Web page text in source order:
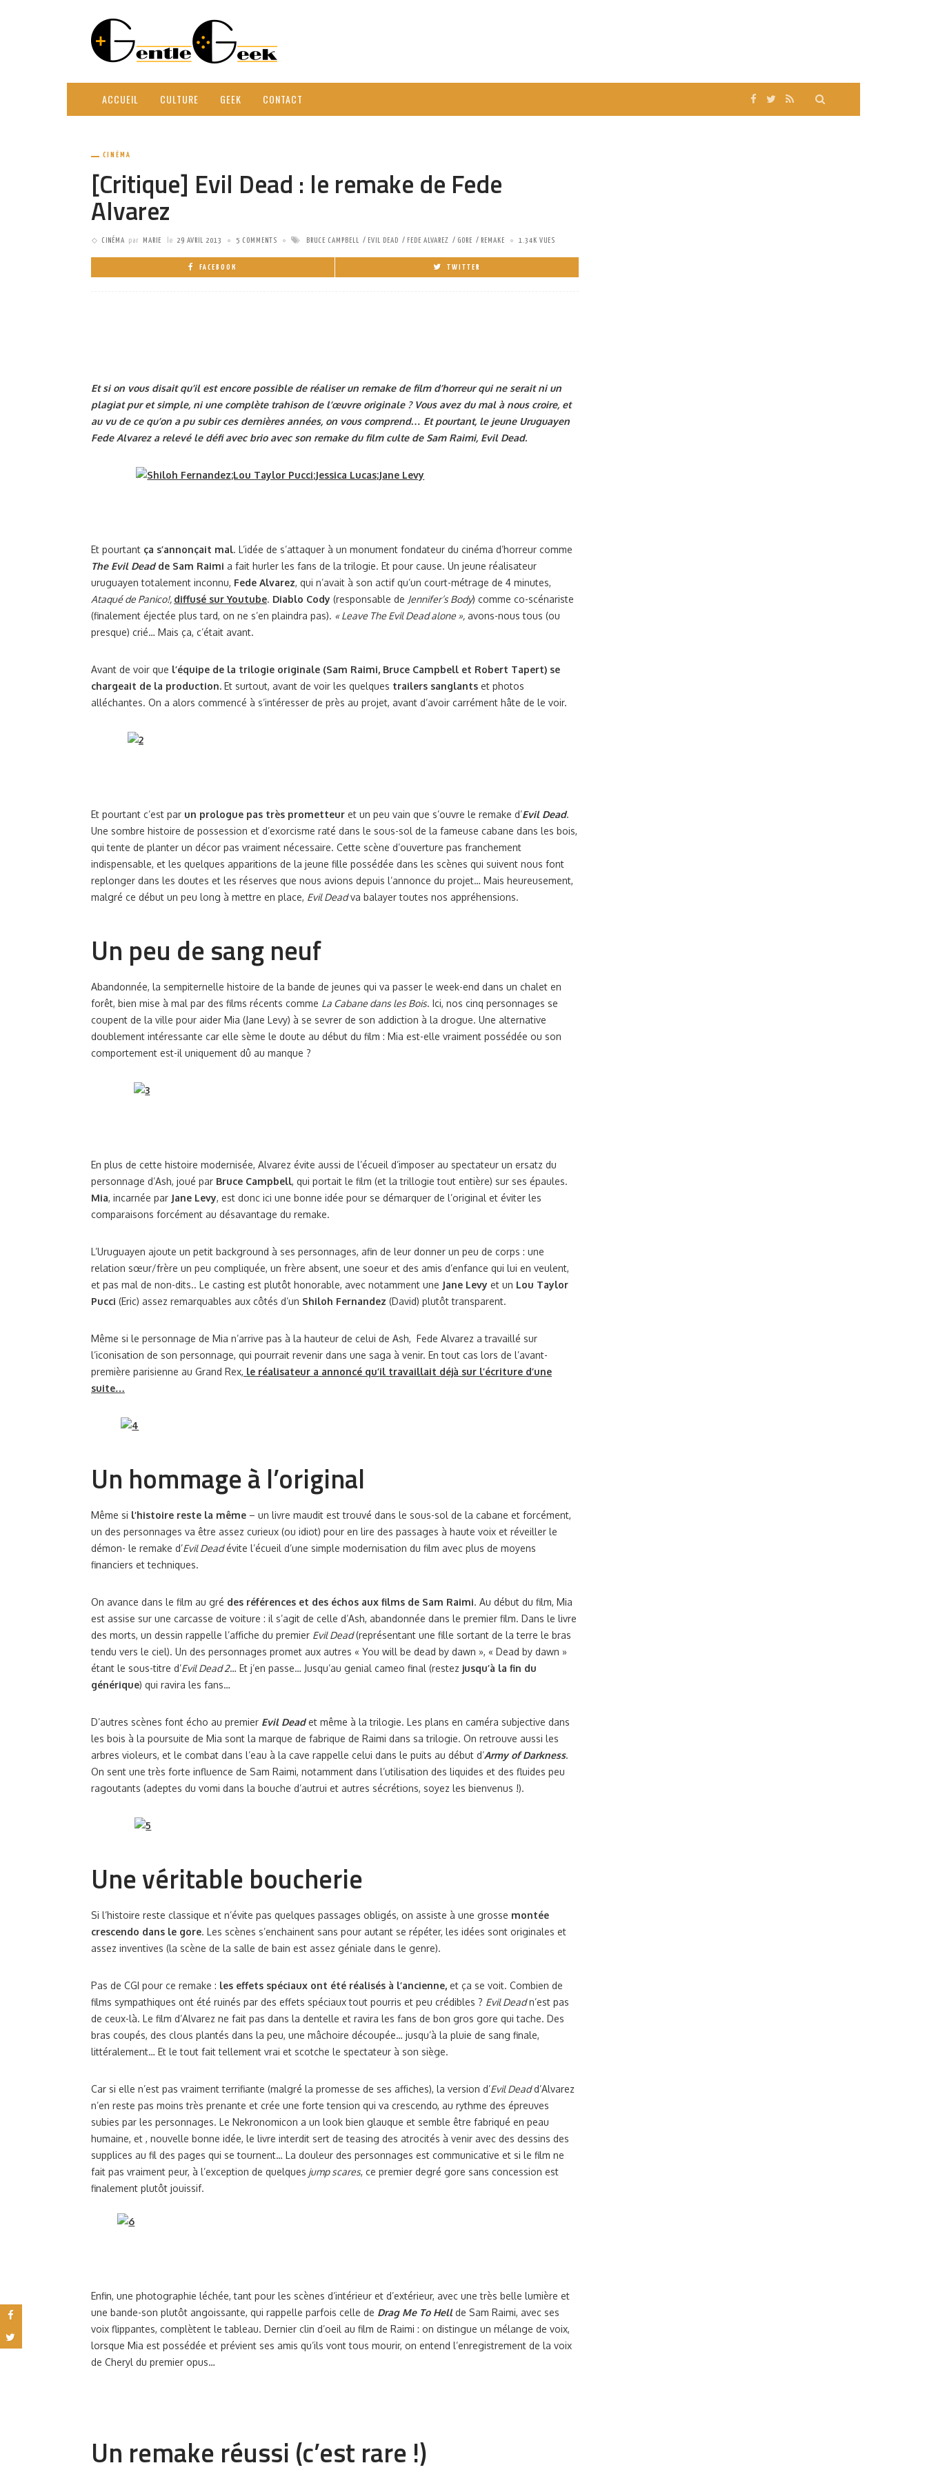
ACCUEIL CULTURE GEEK CONTACT
CINÉMA
[Critique] Evil Dead : le remake de Fede
Alvarez
CINÉMA par MARIE le 29 AVRIL 2013 5 COMMENTS BRUCE CAMPBELL EVIL DEAD FEDE ALVAREZ GORE REMAKE 1.34K VUES
FACEBOOK TWITTER
Et si on vous disait qu’il est encore possible de réaliser un remake de film d’horreur qui ne serait ni un
plagiat pur et simple, ni une complète trahison de l’œuvre originale ? Vous avez du mal à nous croire, et
au vu de ce qu’on a pu subir ces dernières années, on vous comprend… Et pourtant, le jeune Uruguayen
Fede Alvarez a relevé le défi avec brio avec son remake du film culte de Sam Raimi, Evil Dead.
Et pourtant ça s’annonçait mal. L’idée de s’attaquer à un monument fondateur du cinéma d’horreur comme
The Evil Deadde Sam Raimi a fait hurler les fans de la trilogie. Et pour cause. Un jeune réalisateur
uruguayen totalement inconnu, Fede Alvarez, qui n’avait à son actif qu’un court-métrage de 4 minutes,
Ataqué de Panico!, diffusé sur Youtube. Diablo Cody (responsable de Jennifer’s Body) comme co-scénariste
(finalement éjectée plus tard, on ne s’en plaindra pas). « Leave The Evil Dead alone », avons-nous tous (ou
presque) crié… Mais ça, c’était avant.
Avant de voir que l’équipe de la trilogie originale (Sam Raimi, Bruce Campbell et Robert Tapert) se
chargeait de la production. Et surtout, avant de voir les quelques trailers sanglants et photos
alléchantes. On a alors commencé à s’intéresser de près au projet, avant d’avoir carrément hâte de le voir.
Et pourtant c’est par un prologue pas très prometteur et un peu vain que s’ouvre le remake d’Evil Dead.
Une sombre histoire de possession et d’exorcisme raté dans le sous-sol de la fameuse cabane dans les bois,
qui tente de planter un décor pas vraiment nécessaire. Cette scène d’ouverture pas franchement
indispensable, et les quelques apparitions de la jeune fille possédée dans les scènes qui suivent nous font
replonger dans les doutes et les réserves que nous avions depuis l’annonce du projet… Mais heureusement,
malgré ce début un peu long à mettre en place, Evil Deadva balayer toutes nos appréhensions.
Un peu de sang neuf
Abandonnée, la sempiternelle histoire de la bande de jeunes qui va passer le week-end dans un chalet en
forêt, bien mise à mal par des films récents comme La Cabane dans les Bois. Ici, nos cinq personnages se
coupent de la ville pour aider Mia (Jane Levy) à se sevrer de son addiction à la drogue. Une alternative
doublement intéressante car elle sème le doute au début du film : Mia est-elle vraiment possédée ou son
comportement est-il uniquement dû au manque ?
En plus de cette histoire modernisée, Alvarez évite aussi de l’écueil d’imposer au spectateur un ersatz du
personnage d’Ash, joué par Bruce Campbell, qui portait le film (et la trillogie tout entière) sur ses épaules.
Mia, incarnée par Jane Levy, est donc ici une bonne idée pour se démarquer de l’original et éviter les
comparaisons forcément au désavantage du remake.
L’Uruguayen ajoute un petit background à ses personnages, afin de leur donner un peu de corps : une
relation sœur/frère un peu compliquée, un frère absent, une soeur et des amis d’enfance qui lui en veulent,
et pas mal de non-dits.. Le casting est plutôt honorable, avec notamment une Jane Levy et un Lou Taylor
Pucci (Eric) assez remarquables aux côtés d’un Shiloh Fernandez (David) plutôt transparent.
Même si le personnage de Mia n’arrive pas à la hauteur de celui de Ash, Fede Alvarez a travaillé sur
l’iconisation de son personnage, qui pourrait revenir dans une saga à venir. En tout cas lors de l’avant-
première parisienne au Grand Rex, le réalisateur a annoncé qu’il travaillait déjà sur l’écriture d’une
suite…
Un hommage à l’original
Même si l’histoire reste la même – un livre maudit est trouvé dans le sous-sol de la cabane et forcément,
un des personnages va être assez curieux (ou idiot) pour en lire des passages à haute voix et réveiller le
démon- le remake d’Evil Deadévite l’écueil d’une simple modernisation du film avec plus de moyens
financiers et techniques.
On avance dans le film au gré des références et des échos aux films de Sam Raimi. Au début du film, Mia
est assise sur une carcasse de voiture : il s’agit de celle d’Ash, abandonnée dans le premier film. Dans le livre
des morts, un dessin rappelle l’affiche du premier Evil Dead(représentant une fille sortant de la terre le bras
tendu vers le ciel). Un des personnages promet aux autres « You will be dead by dawn », « Dead by dawn »
étant le sous-titre d’Evil Dead 2… Et j’en passe… Jusqu’au genial cameo final (restez jusqu’à la fin du
générique) qui ravira les fans…
D’autres scènes font écho au premier Evil Dead et même à la trilogie. Les plans en caméra subjective dans
les bois à la poursuite de Mia sont la marque de fabrique de Raimi dans sa trilogie. On retrouve aussi les
arbres violeurs, et le combat dans l’eau à la cave rappelle celui dans le puits au début d’Army of Darkness.
On sent une très forte influence de Sam Raimi, notamment dans l’utilisation des liquides et des fluides peu
ragoutants (adeptes du vomi dans la bouche d’autrui et autres sécrétions, soyez les bienvenus !).
Une véritable boucherie
Si l’histoire reste classique et n’évite pas quelques passages obligés, on assiste à une grosse montée
crescendo dans le gore. Les scènes s’enchainent sans pour autant se répéter, les idées sont originales et
assez inventives (la scène de la salle de bain est assez géniale dans le genre).
Pas de CGI pour ce remake : les effets spéciaux ont été réalisés à l’ancienne, et ça se voit. Combien de
films sympathiques ont été ruinés par des effets spéciaux tout pourris et peu crédibles ? Evil Deadn’est pas
de ceux-là. Le film d’Alvarez ne fait pas dans la dentelle et ravira les fans de bon gros gore qui tache. Des
bras coupés, des clous plantés dans la peu, une mâchoire découpée… jusqu’à la pluie de sang finale,
littéralement… Et le tout fait tellement vrai et scotche le spectateur à son siège.
Car si elle n’est pas vraiment terrifiante (malgré la promesse de ses affiches), la version d’Evil Deadd’Alvarez
n’en reste pas moins très prenante et crée une forte tension qui va crescendo, au rythme des épreuves
subies par les personnages. Le Nekronomicon a un look bien glauque et semble être fabriqué en peau
humaine, et , nouvelle bonne idée, le livre interdit sert de teasing des atrocités à venir avec des dessins des
supplices au fil des pages qui se tournent… La douleur des personnages est communicative et si le film ne
fait pas vraiment peur, à l’exception de quelques jump scares, ce premier degré gore sans concession est
finalement plutôt jouissif.
Enfin, une photographie léchée, tant pour les scènes d’intérieur et d’extérieur, avec une très belle lumière et
une bande-son plutôt angoissante, qui rappelle parfois celle de Drag Me To Hell de Sam Raimi, avec ses
voix flippantes, complètent le tableau. Dernier clin d’oeil au film de Raimi : on distingue un mélange de voix,
lorsque Mia est possédée et prévient ses amis qu’ils vont tous mourir, on entend l’enregistrement de la voix
de Cheryl du premier opus…
Un remake réussi (c’est rare !)